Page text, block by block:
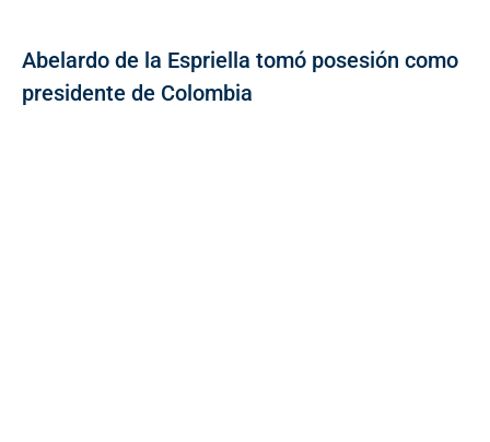
Abelardo de la Espriella tomó posesión como
presidente de Colombia